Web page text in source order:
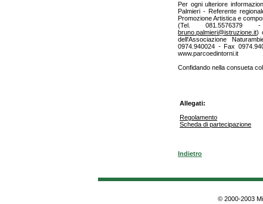
Per ogni ulteriore
Palmieri - Referente
Promozione Artistica e
(Tel.
bruno.palmieri@istruzione.it)
dell'Associazione
0974.940024 - Fax
www.parcoedintorni.it
Confidando nella consueta
Allegati:
Regolamento
Scheda di partecipazione
Indietro
© 2000-2003